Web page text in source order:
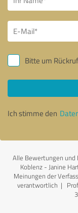
Bitte um Rückruf
Ich stimme den
Alle Bewertungen und
Koblenz - Janine
Meinungen der
verantwortlich |